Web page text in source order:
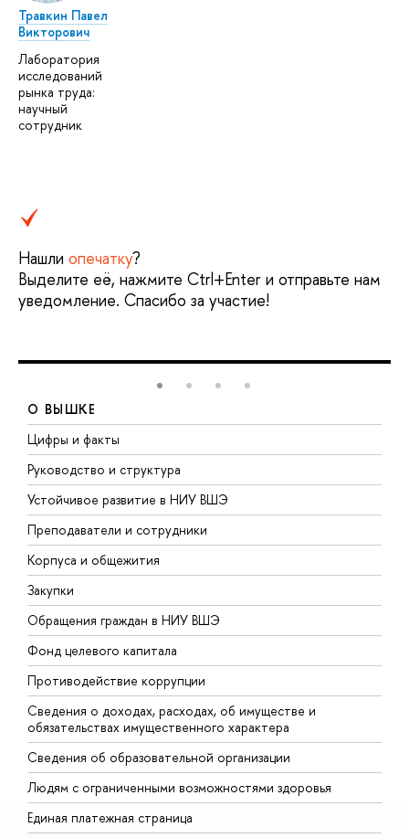
Травкин Павел
Викторович
Лаборатория
исследований
рынка труда:
научный
сотрудник
Нашли опечатку?
Выделите её, нажмите Ctrl+Enter и отправьте нам
уведомление. Спасибо за участие!
О ВЫШКЕ
Цифры и факты
Руководство и структура
Устойчивое развитие в НИУ ВШЭ
Преподаватели и сотрудники
Корпуса и общежития
Закупки
Обращения граждан в НИУ ВШЭ
Фонд целевого капитала
Противодействие коррупции
Сведения о доходах, расходах, об имуществе и
обязательствах имущественного характера
Сведения об образовательной организации
Людям с ограниченными возможностями здоровья
Единая платежная страница